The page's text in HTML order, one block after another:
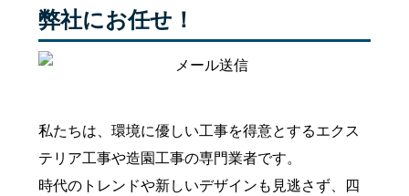
弊社にお任せ！
私たちは、環境に優しい工事を得意とするエクス
テリア工事や造園工事の専門業者です。
時代のトレンドや新しいデザインも見逃さず、四